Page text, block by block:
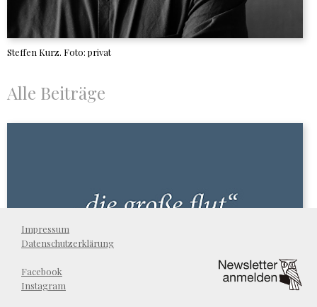
Steffen Kurz. Foto: privat
Alle Beiträge
Impressum
Datenschutzerklärung
Facebook
Instagram